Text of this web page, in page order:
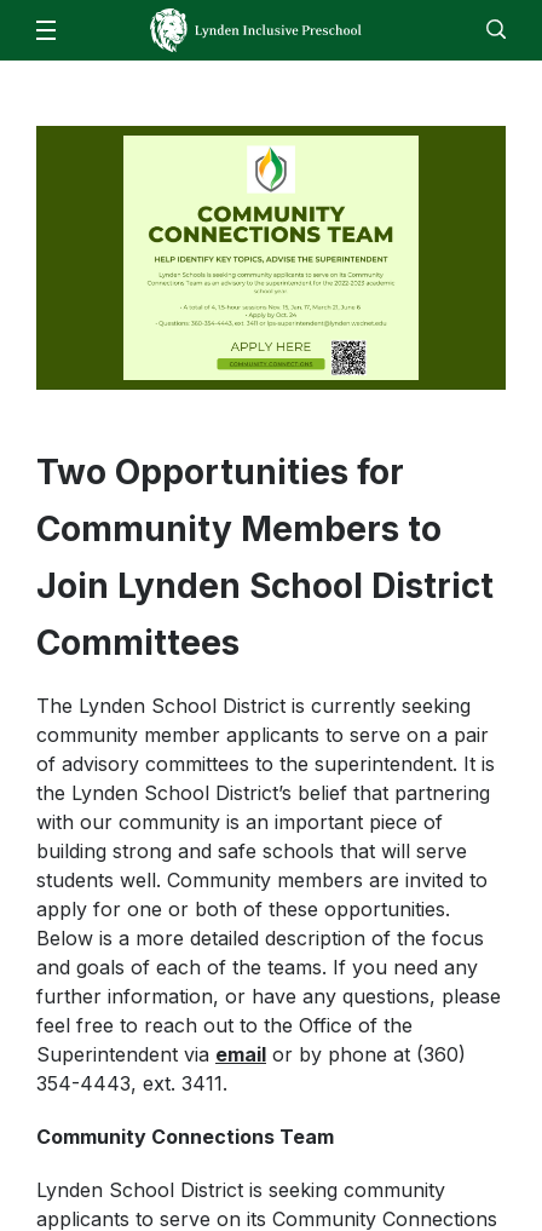
Calendar Staff
Overview & Mission Statement
Preschool Registration Notice
Referral Process
Kindergarten Readiness
For Families
Two Opportunities for
Community Members to
Join Lynden School District
Committees
The Lynden School District is currently seeking
community member applicants to serve on a pair
of advisory committees to the superintendent. It is
the Lynden School District’s belief that partnering
with our community is an important piece of
building strong and safe schools that will serve
students well. Community members are invited to
apply for one or both of these opportunities.
Below is a more detailed description of the focus
and goals of each of the teams. If you need any
further information, or have any questions, please
feel free to reach out to the Office of the
Superintendent via email or by phone at (360)
354-4443, ext. 3411.
Community Connections Team
Lynden School District is seeking community
applicants to serve on its Community Connections